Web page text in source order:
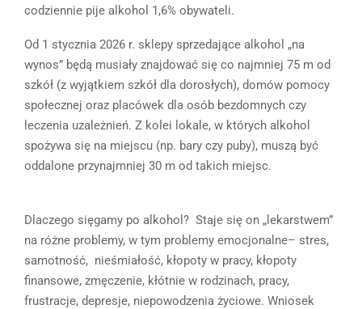
codziennie pije alkohol 1,6% obywateli.
Od 1 stycznia 2026 r. sklepy sprzedające alkohol „na
wynos” będą musiały znajdować się co najmniej 75 m od
szkół (z wyjątkiem szkół dla dorosłych), domów pomocy
społecznej oraz placówek dla osób bezdomnych czy
leczenia uzależnień. Z kolei lokale, w których alkohol
spożywa się na miejscu (np. bary czy puby), muszą być
oddalone przynajmniej 30 m od takich miejsc.
Dlaczego sięgamy po alkohol? Staje się on „lekarstwem”
na różne problemy, w tym problemy emocjonalne– stres,
samotność, nieśmiałość, kłopoty w pracy, kłopoty
finansowe, zmęczenie, kłótnie w rodzinach, pracy,
frustracje, depresje, niepowodzenia życiowe. Wniosek